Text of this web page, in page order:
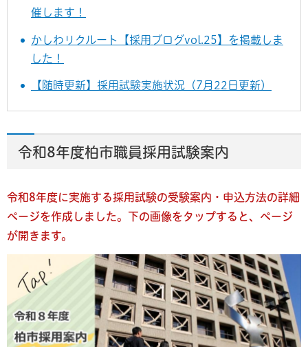
催します！
かしわリクルート【採用ブログvol.25】を掲載しま
した！
【随時更新】採用試験実施状況（7月22日更新）
令和8年度柏市職員採用試験案内
令和8年度に実施する採用試験の受験案内・申込方法の詳細
ページを作成しました。下の画像をタップすると、ページ
が開きます。